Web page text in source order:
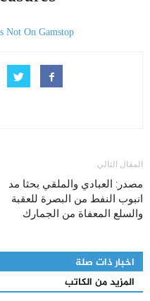
Not On Gamstop
المقال التالي
مصدر: العبادي والملقي بحثا مد
انبوب النفط من البصرة للعقبة
والسلع المعفاة من الجمارك
اخبار ذات صلة
المزيد من الكاتب